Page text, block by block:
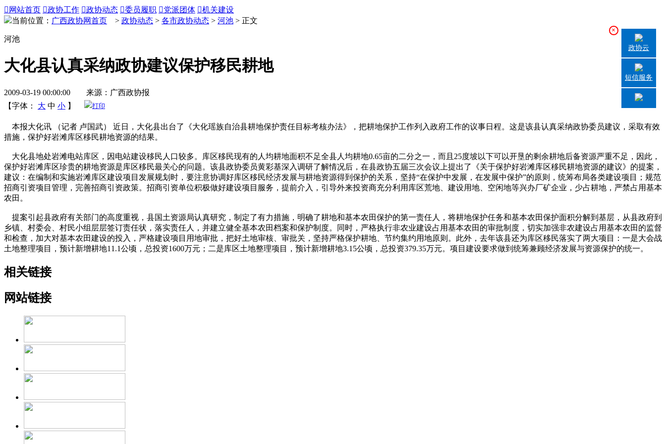
 网站首页 政协工作 政协动态 委员履职 党派团体 机关建设
当前位置： 广西政协网首页 > 政协动态 > 各市政协动态 > 河池 > 正文
河池
大化县认真采纳政协建议保护移民耕地
2009-03-19 00:00:00 来源：广西政协报
【字体：
大 中 小 】 打印
本报大化讯 （记者 卢国武） 近日，大化县出台了《大化瑶族自治县耕地保护责任目标考核办法》，把耕地保护工作列入政府工作的议事日程。这是该县认真采纳政协委员建议，采取有效
措施，保护好岩滩库区移民耕地资源的结果。
大化县地处岩滩电站库区，因电站建设移民人口较多。库区移民现有的人均耕地面积不足全县人均耕地0.65亩的二分之一，而且25度坡以下可以开垦的剩余耕地后备资源严重不足，因此，
保护好岩滩库区珍贵的耕地资源是库区移民最关心的问题。该县政协委员黄彩基深入调研了解情况后，在县政协五届三次会议上提出了《关于保护好岩滩库区移民耕地资源的建议》的提案，
建议：在编制和实施岩滩库区建设项目发展规划时，要注意协调好库区移民经济发展与耕地资源得到保护的关系，坚持“在保护中发展，在发展中保护”的原则，统筹布局各类建设项目；规范
招商引资项目管理，完善招商引资政策。招商引资单位积极做好建设项目服务，提前介入，引导外来投资商充分利用库区荒地、建设用地、空闲地等兴办厂矿企业，少占耕地，严禁占用基本
农田。
提案引起县政府有关部门的高度重视，县国土资源局认真研究，制定了有力措施，明确了耕地和基本农田保护的第一责任人，将耕地保护任务和基本农田保护面积分解到基层，从县政府到
乡镇、村委会、村民小组层层签订责任状，落实责任人，并建立健全基本农田档案和保护制度。同时，严格执行非农业建设占用基本农田的审批制度，切实加强非农建设占用基本农田的监督
和检查，加大对基本农田建设的投入，严格建设项目用地审批，把好土地审核、审批关，坚持严格保护耕地、节约集约用地原则。此外，去年该县还为库区移民落实了两大项目：一是大会战
土地整理项目，预计新增耕地11.1公顷，总投资1600万元；二是库区土地整理项目，预计新增耕地3.15公顷，总投资379.35万元。项目建设要求做到统筹兼顾经济发展与资源保护的统一。
相关链接
网站链接
×
政协云
短信服务